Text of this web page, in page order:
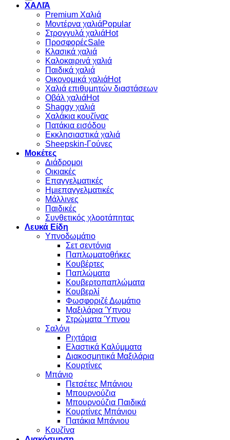
ΧΑΛΙΆ
Premium Χαλιά
Μοντέρνα χαλιά
Στρογγυλά χαλιά
Προσφορές
Κλασικά χαλιά
Καλοκαιρινά χαλιά
Παιδικά χαλιά
Οικονομικά χαλιά
Χαλιά επιθυμητών διαστάσεων
Οβάλ χαλιά
Shaggy χαλιά
Χαλάκια κουζίνας
Πατάκια εισόδου
Εκκλησιαστικά χαλιά
Sheepskin-Γούνες
Μοκέτες
Διάδρομοι
Οικιακές
Επαγγελματικές
Ημιεπαγγελματικές
Μάλλινες
Παιδικές
Συνθετικός χλοοτάπητας
Λευκά Είδη
Υπνοδωμάτιο
Σετ σεντόνια
Παπλωματοθήκες
Κουβέρτες
Παπλώματα
Κουβερτοπαπλώματα
Κουβερλί
Φωσφοριζέ Δωμάτιο
Μαξιλάρια Ύπνου
Στρώματα Ύπνου
Σαλόνι
Ριχτάρια
Ελαστικά Καλύμματα
Διακοσμητικά Μαξιλάρια
Κουρτίνες
Μπάνιο
Πετσέτες Μπάνιου
Μπουρνούζια
Μπουρνούζια Παιδικά
Κουρτίνες Μπάνιου
Πατάκια Μπάνιου
Κουζίνα